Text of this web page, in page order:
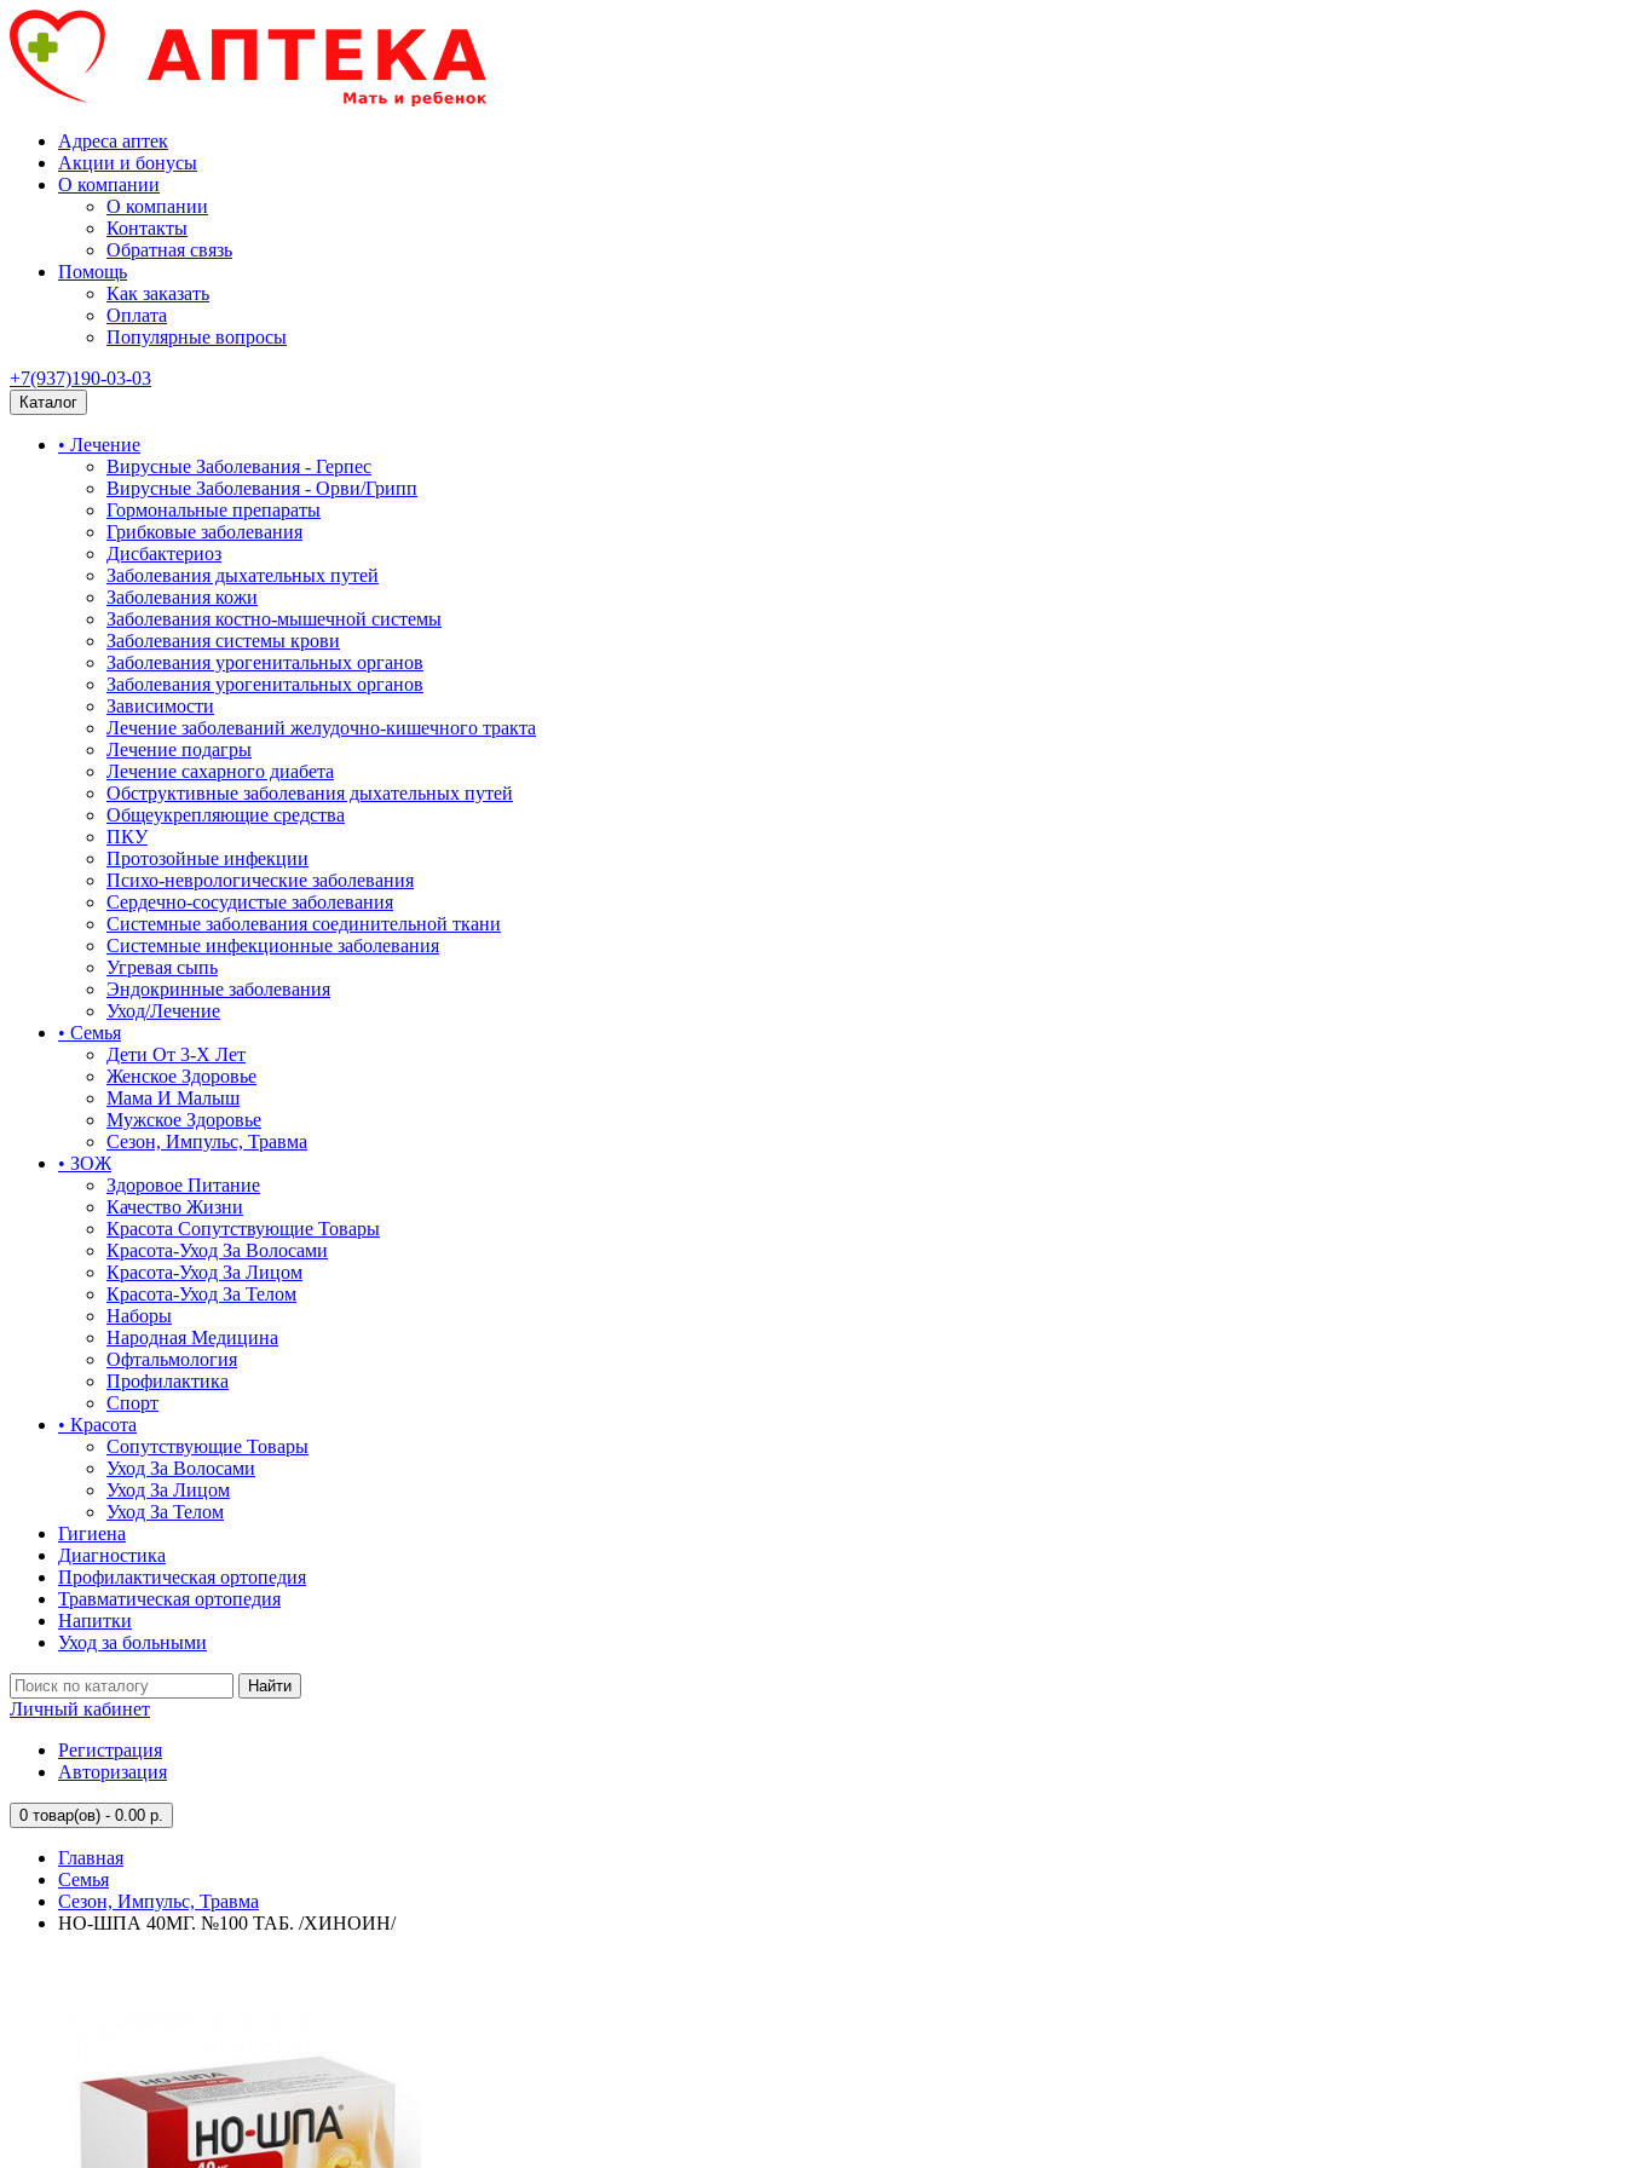
Адреса аптек
Акции и бонусы
О компании
О компании
Контакты
Обратная связь
Помощь
Как заказать
Оплата
Популярные вопросы
+7(937)190-03-03
Каталог
• Лечение
Вирусные Заболевания - Герпес
Вирусные Заболевания - Орви/Грипп
Гормональные препараты
Грибковые заболевания
Дисбактериоз
Заболевания дыхательных путей
Заболевания кожи
Заболевания костно-мышечной системы
Заболевания системы крови
Заболевания урогенитальных органов
Заболевания урогенитальных органов
Зависимости
Лечение заболеваний желудочно-кишечного тракта
Лечение подагры
Лечение сахарного диабета
Обструктивные заболевания дыхательных путей
Общеукрепляющие средства
ПКУ
Протозойные инфекции
Психо-неврологические заболевания
Сердечно-сосудистые заболевания
Системные заболевания соединительной ткани
Системные инфекционные заболевания
Угревая сыпь
Эндокринные заболевания
Уход/Лечение
• Семья
Дети От 3-Х Лет
Женское Здоровье
Мама И Малыш
Мужское Здоровье
Сезон, Импульс, Травма
• ЗОЖ
Здоровое Питание
Качество Жизни
Красота Сопутствующие Товары
Красота-Уход За Волосами
Красота-Уход За Лицом
Красота-Уход За Телом
Наборы
Народная Медицина
Офтальмология
Профилактика
Спорт
• Красота
Сопутствующие Товары
Уход За Волосами
Уход За Лицом
Уход За Телом
Гигиена
Диагностика
Профилактическая ортопедия
Травматическая ортопедия
Напитки
Уход за больными
Найти
Личный кабинет
Регистрация
Авторизация
0 товар(ов) - 0.00 р.
Главная
Семья
Сезон, Импульс, Травма
НО-ШПА 40МГ. №100 ТАБ. /ХИНОИН/